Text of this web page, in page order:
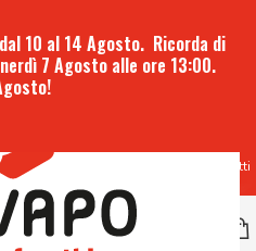
10 al 14 Agosto. Ricorda di
7 Agosto alle ore 13:00.
!
per sigaretta elettronica e prodotti
svapo